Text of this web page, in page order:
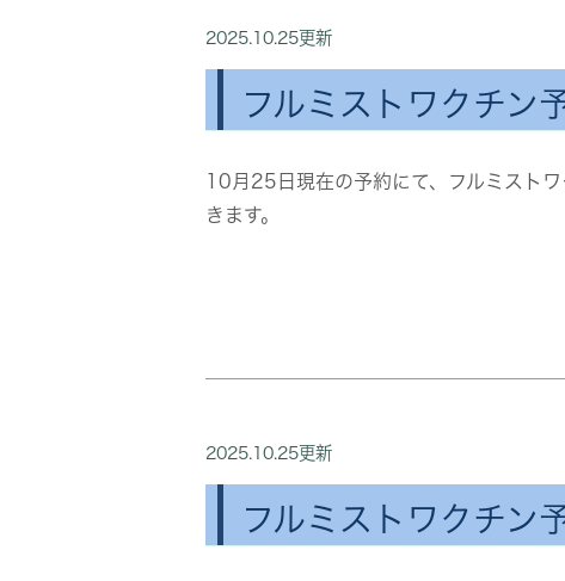
2025.10.25更新
フルミストワクチン
10月25日現在の予約にて、フルミスト
きます。
2025.10.25更新
フルミストワクチン